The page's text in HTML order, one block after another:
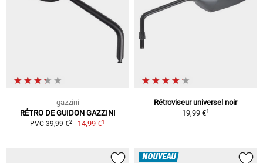
gazzini
RÉTRO DE GUIDON GAZZINI
PVC 39,99 €2 14,99 €1
Rétroviseur universel noir
19,99 €1
NOUVEAU